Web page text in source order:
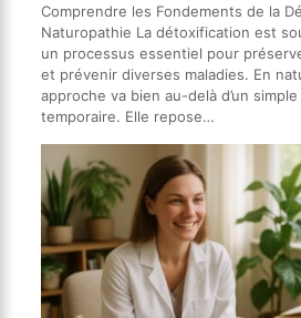
Comprendre les Fondements de la
Naturopathie La détoxification est
un processus essentiel pour
et prévenir diverses maladies. En
approche va bien au-delà d’un
temporaire. Elle repose…